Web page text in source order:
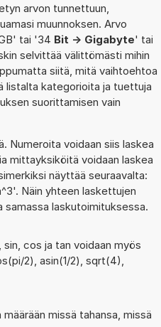
arvon tunnettuun,
muunnoksen. Arvo
tai '34 Bit -> Gigabyte' tai
selvittää välittömästi mihin
siitä, mitä vaihtoehtoa
listalta kategorioita ja tuettuja
suorittamisen vain
Numeroita voidaan siis laskea
mittayksiköitä voidaan laskea
näyttää seuraavalta:
Näin yhteen laskettujen
laskutoimituksessa.
cos ja tan voidaan myös
2), asin(1/2), sqrt(4),
missä tahansa, missä